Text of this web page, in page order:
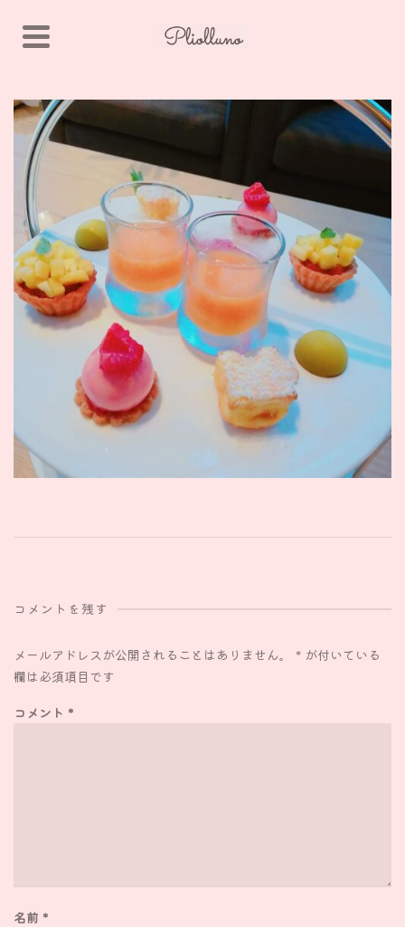
コメントを残す
メールアドレスが公開されることはありません。 * が付いている
欄は必須項目です
コメント *
名前 *